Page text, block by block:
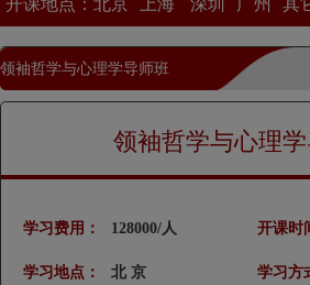
开课地点： 北京 上海 深圳 广州 其
领袖哲学与心理学导师班
领袖哲学与心理
学习费用： 128000/人
学习地点： 北 京
开课时
学习方